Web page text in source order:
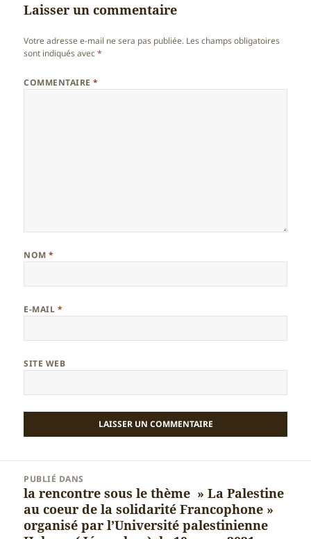
Laisser un commentaire
Votre adresse e-mail ne sera pas publiée. Les champs obligatoires
sont indiqués avec*
COMMENTAIRE*
NOM*
E-MAIL *
SITE WEB
l’article
PUBLIÉ DANS
la rencontre sous le thème » La Palestine
au coeur de la solidarité Francophone »
organisé par l’Université palestinienne